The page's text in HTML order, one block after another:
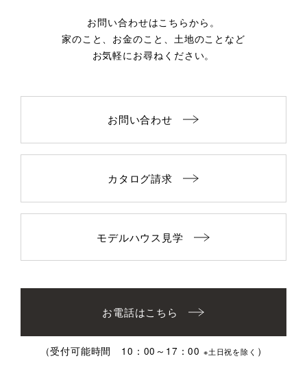
お問い合わせはこちらから。
家のこと、お金のこと、土地のことなど
お気軽にお尋ねください。
お問い合わせ
カタログ請求
モデルハウス見学
お電話はこちら
（受付可能時間 10：00～17：00 ※土日祝を除く ）